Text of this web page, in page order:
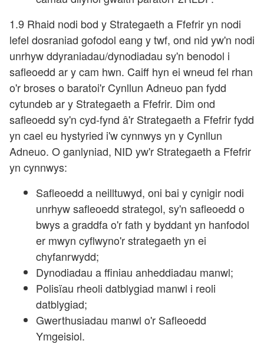
1.9 Rhaid nodi bod y Strategaeth a Ffefrir yn nodi
lefel dosraniad gofodol eang y twf, ond nid yw'n nodi
unrhyw ddyraniadau/dynodiadau sy'n benodol i
safleoedd ar y cam hwn. Caiff hyn ei wneud fel rhan
o'r broses o baratoi'r Cynllun Adneuo pan fydd
cytundeb ar y Strategaeth a Ffefrir. Dim ond
safleoedd sy'n cyd-fynd â'r Strategaeth a Ffefrir fydd
yn cael eu hystyried i'w cynnwys yn y Cynllun
Adneuo. O ganlyniad, NID yw'r Strategaeth a Ffefrir
yn cynnwys:
Safleoedd a neilltuwyd, oni bai y cynigir nodi
unrhyw safleoedd strategol, sy'n safleoedd o
bwys a graddfa o'r fath y byddant yn hanfodol
er mwyn cyflwyno'r strategaeth yn ei
chyfanrwydd;
Dynodiadau a ffiniau anheddiadau manwl;
Polisïau rheoli datblygiad manwl i reoli
datblygiad;
Gwerthusiadau manwl o'r Safleoedd
Ymgeisiol.